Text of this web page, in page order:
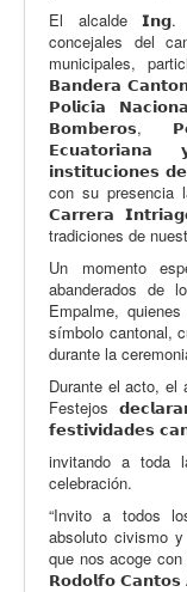
El alcalde
concejales del
municipales,
𝗕𝗮𝗻𝗱𝗲𝗿𝗮
𝗣𝗼𝗹𝗶𝗰𝗶́𝗮
𝗕𝗼𝗺𝗯𝗲𝗿𝗼𝘀,
𝗶𝗻𝘀𝘁𝗶𝘁𝘂𝗰𝗶𝗼𝗻𝗲𝘀
con su presencia
𝗖𝗮𝗿𝗿𝗲𝗿𝗮
tradiciones de
Un momento
abanderados de
Empalme,
símbolo cantonal,
durante la
Durante el acto, el
Festejos
𝗳𝗲𝘀𝘁𝗶𝘃𝗶𝗱𝗮𝗱𝗲𝘀
invitando a toda
celebración.
“Invito a todos
absoluto civismo
que nos acoge
𝗥𝗼𝗱𝗼𝗹𝗳𝗼 𝗖𝗮𝗻𝘁𝗼𝘀